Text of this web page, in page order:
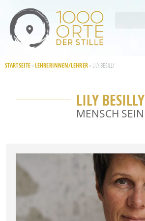
STARTSEITE » LEHRERINNEN/LEHRER» LILY BESILLY
LILY BESILLY
MENSCH SEIN